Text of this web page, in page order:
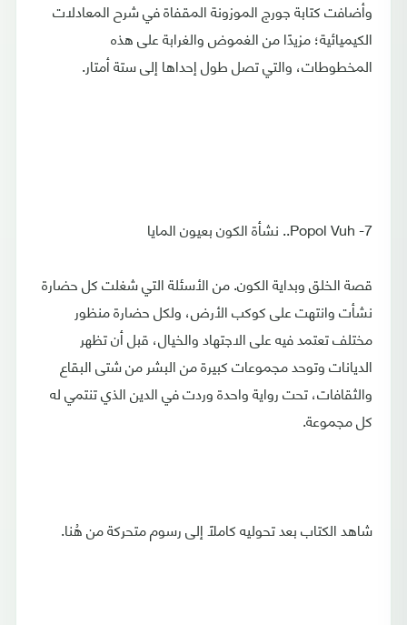
وأضافت كتابة جورج الموزونة المقفاة في شرح المعادلات
الكيميائية؛ مزيدًا من الغموض والغرابة على هذه
المخطوطات، والتي تصل طول إحداها إلى ستة أمتار.
7- Popol Vuh.. نشأة الكون بعيون المايا
قصة الخلق وبداية الكون. من الأسئلة التي شغلت كل حضارة
نشأت وانتهت على كوكب الأرض، ولكل حضارة منظور
مختلف تعتمد فيه على الاجتهاد والخيال، قبل أن تظهر
الديانات وتوحد مجموعات كبيرة من البشر من شتى البقاع
والثقافات، تحت رواية واحدة وردت في الدين الذي تنتمي له
كل مجموعة.
شاهد الكتاب بعد تحوليه كاملًا إلى رسوم متحركة من هُنا.